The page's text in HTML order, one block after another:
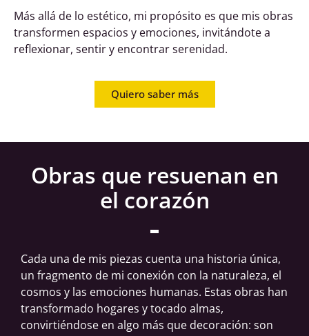
Más allá de lo estético, mi propósito es que mis obras
transformen espacios y emociones, invitándote a
reflexionar, sentir y encontrar serenidad.
Quiero saber más
Obras que resuenan en
el corazón
Cada una de mis piezas cuenta una historia única,
un fragmento de mi conexión con la naturaleza, el
cosmos y las emociones humanas. Estas obras han
transformado hogares y tocado almas,
convirtiéndose en algo más que decoración: son